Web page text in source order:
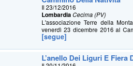
Il 23/12/2016
LombardiaCecima (PV)
L'associazione Terre della
venerdì 23 dicembre 2016 al
[segue]
L’anello Dei Liguri E